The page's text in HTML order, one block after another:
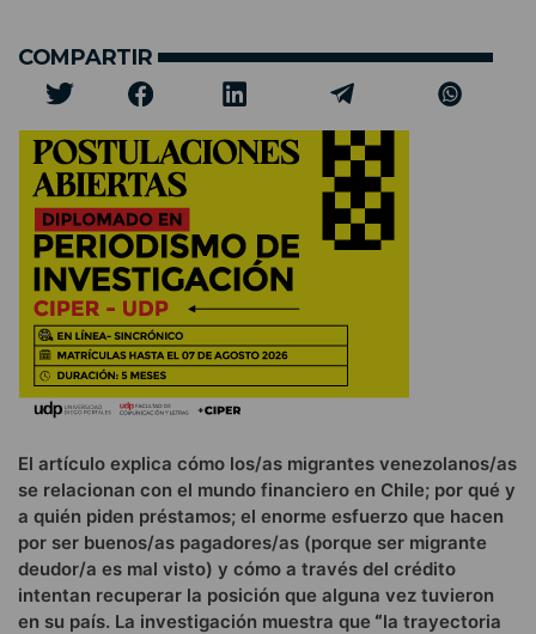
COMPARTIR
El artículo explica cómo los/as migrantes venezolanos/as
se relacionan con el mundo financiero en Chile; por qué y
a quién piden préstamos; el enorme esfuerzo que hacen
por ser buenos/as pagadores/as (porque ser migrante
deudor/a es mal visto) y cómo a través del crédito
intentan recuperar la posición que alguna vez tuvieron
en su país. La investigación muestra que “la trayectoria